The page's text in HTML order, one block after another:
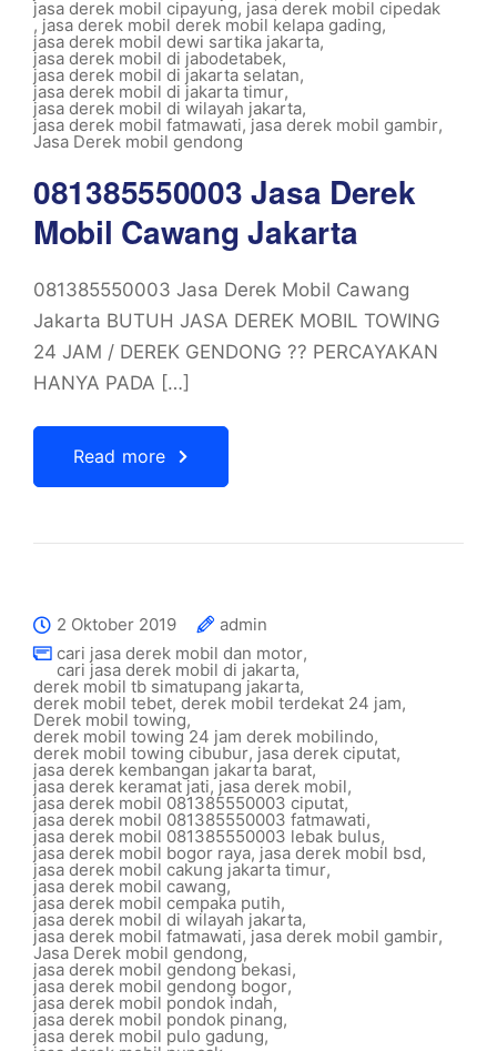
jasa derek mobil cipayung, jasa derek mobil cipedak
, jasa derek mobil derek mobil kelapa gading,
jasa derek mobil dewi sartika jakarta,
jasa derek mobil di jabodetabek,
jasa derek mobil di jakarta selatan,
jasa derek mobil di jakarta timur,
jasa derek mobil di wilayah jakarta,
jasa derek mobil fatmawati,jasa derek mobil gambir,
Jasa Derek mobil gendong
081385550003 Jasa Derek
Mobil Cawang Jakarta
081385550003 Jasa Derek Mobil Cawang
Jakarta BUTUH JASA DEREK MOBIL TOWING
24 JAM / DEREK GENDONG ?? PERCAYAKAN
HANYA PADA […]
Read more
2 Oktober 2019
admin
cari jasa derek mobil dan motor,
cari jasa derek mobil di jakarta,
derek mobil tb simatupang jakarta,
derek mobil tebet, derek mobil terdekat 24 jam,
Derek mobil towing,
derek mobil towing 24 jam derek mobilindo,
derek mobil towing cibubur, jasa derek ciputat,
jasa derek kembangan jakarta barat,
jasa derek keramat jati,jasa derek mobil,
jasa derek mobil 081385550003 ciputat,
jasa derek mobil 081385550003 fatmawati,
jasa derek mobil 081385550003 lebak bulus,
jasa derek mobil bogor raya, jasa derek mobil bsd,
jasa derek mobil cakung jakarta timur,
jasa derek mobil cawang,
jasa derek mobil cempaka putih,
jasa derek mobil di wilayah jakarta,
jasa derek mobil fatmawati,jasa derek mobil gambir,
Jasa Derek mobil gendong,
jasa derek mobil gendong bekasi,
jasa derek mobil gendong bogor,
jasa derek mobil pondok indah,
jasa derek mobil pondok pinang,
jasa derek mobil pulo gadung,